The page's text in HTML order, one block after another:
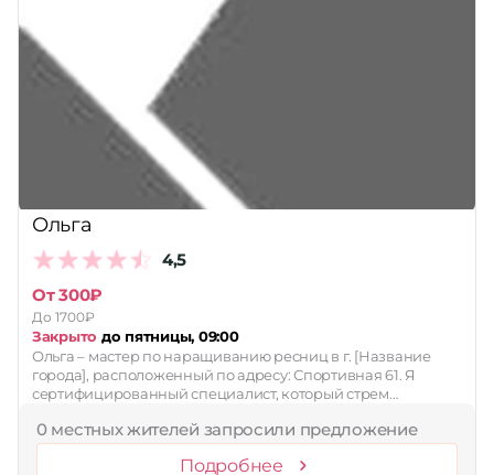
Ольга
4,5
От 300₽
До 1700₽
Закрыто до пятницы, 09:00
Ольга – мастер по наращиванию ресниц в г. [Название
города], расположенный по адресу: Спортивная 61. Я
сертифицированный специалист, который стрем…
0 местных жителей запросили предложение
Подробнее